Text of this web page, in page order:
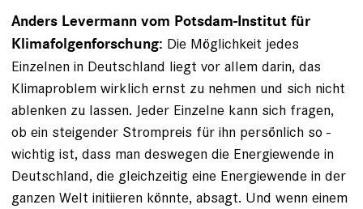
Anders Levermann vom Potsdam-Institut für
Klimafolgenforschung: Die Möglichkeit jedes
Einzelnen in Deutschland liegt vor allem darin, das
Klimaproblem wirklich ernst zu nehmen und sich nicht
ablenken zu lassen. Jeder Einzelne kann sich ­fragen,
ob ein steigender Strompreis für ihn persönlich so ­
wichtig ist, dass man deswegen die Energiewende in
Deutschland, die gleichzeitig eine Energiewende in der
ganzen Welt ­initiieren könnte, absagt. Und wenn einem